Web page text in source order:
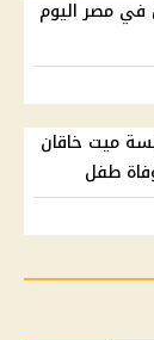
في مصر اليوم
ميت خاقان
طفل